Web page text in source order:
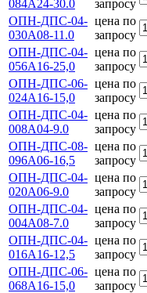
084А24-30.0
запросу
ОПН-ДПС-04-
030А08-11.0
цена по
запросу
ОПН-ДПС-04-
056А16-25,0
цена по
запросу
ОПН-ДПС-06-
024А16-15,0
цена по
запросу
ОПН-ДПС-04-
008А04-9.0
цена по
запросу
ОПН-ДПС-08-
096А06-16,5
цена по
запросу
ОПН-ДПС-04-
020А06-9.0
цена по
запросу
ОПН-ДПС-04-
004А08-7.0
цена по
запросу
ОПН-ДПС-04-
016А16-12,5
цена по
запросу
ОПН-ДПС-06-
068А16-15,0
цена по
запросу